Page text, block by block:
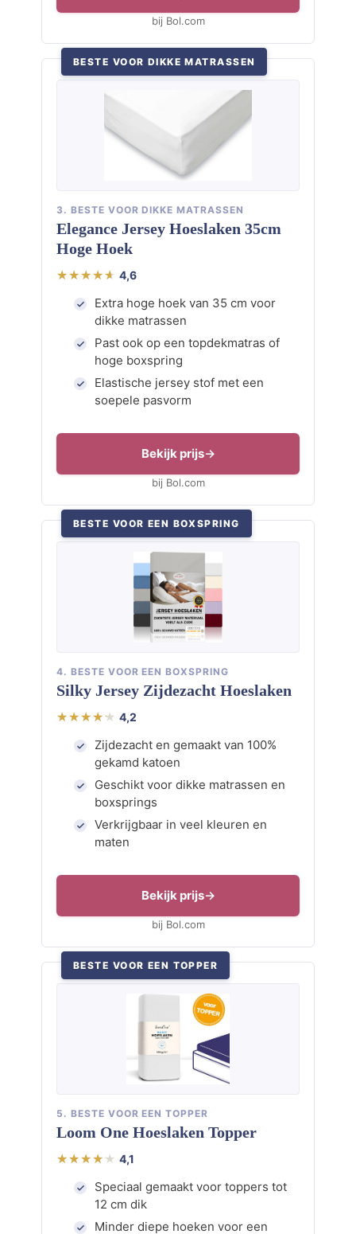
bij Bol.com
BESTE VOOR DIKKE MATRASSEN
3. BESTE VOOR DIKKE MATRASSEN
Elegance Jersey Hoeslaken 35cm
Hoge Hoek
4,6
Extra hoge hoek van 35 cm voor
dikke matrassen
Past ook op een topdekmatras of
hoge boxspring
Elastische jersey stof met een
soepele pasvorm
Bekijk prijs
bij Bol.com
BESTE VOOR EEN BOXSPRING
4. BESTE VOOR EEN BOXSPRING
Silky Jersey Zijdezacht Hoeslaken
4,2
Zijdezacht en gemaakt van 100%
gekamd katoen
Geschikt voor dikke matrassen en
boxsprings
Verkrijgbaar in veel kleuren en
maten
Bekijk prijs
bij Bol.com
BESTE VOOR EEN TOPPER
5. BESTE VOOR EEN TOPPER
Loom One Hoeslaken Topper
4,1
Speciaal gemaakt voor toppers tot
12 cm dik
Minder diepe hoeken voor een